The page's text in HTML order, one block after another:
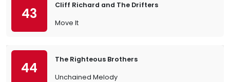
43
Cliff Richard and The Drifters
Move It
44
The Righteous Brothers
Unchained Melody